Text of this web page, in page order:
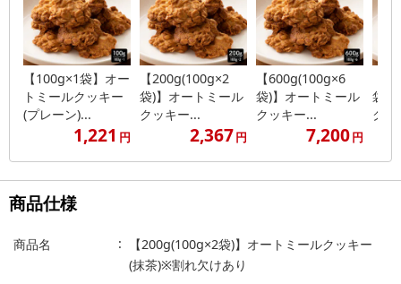
【100g×1袋】オー
トミールクッキー
(プレーン)...
1,221 円
【200g(100g×2
袋)】オートミール
クッキー...
2,367円
【600g(100g×6
袋)】オートミール
クッキー...
7,200円
袋)
ク
商品仕様
商品名
【200g(100g×2袋)】オートミールクッキー
(抹茶)※割れ欠けあり